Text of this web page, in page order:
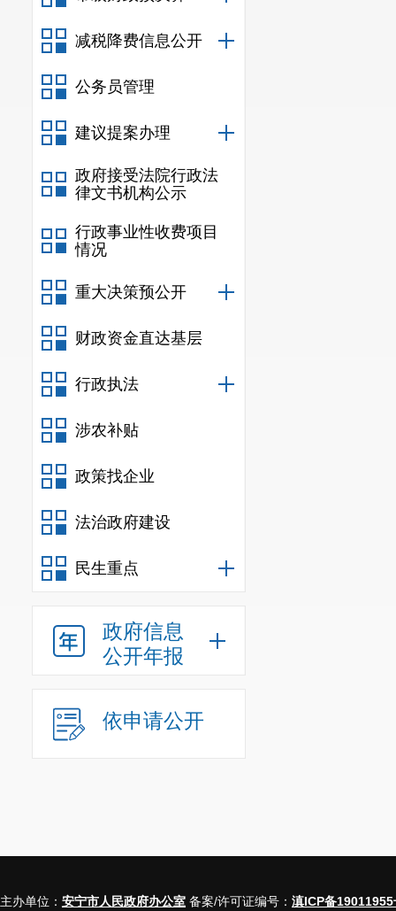
减税降费信息公开
公务员管理
建议提案办理
政府接受法院行政法
律文书机构公示
行政事业性收费项目
情况
重大决策预公开
财政资金直达基层
行政执法
涉农补贴
政策找企业
法治政府建设
民生重点
政府信息
公开年报
依申请公开
主办单位： 安宁市人民政府办公室 备案/许可证编号： 滇ICP备